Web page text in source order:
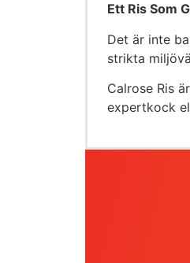
Ett Ris Som
Det är inte
strikta
Calrose Ris
expertkock